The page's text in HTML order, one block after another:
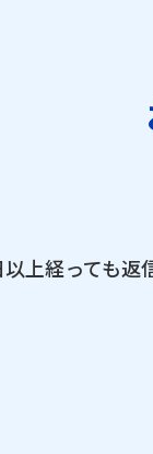
上経っても返